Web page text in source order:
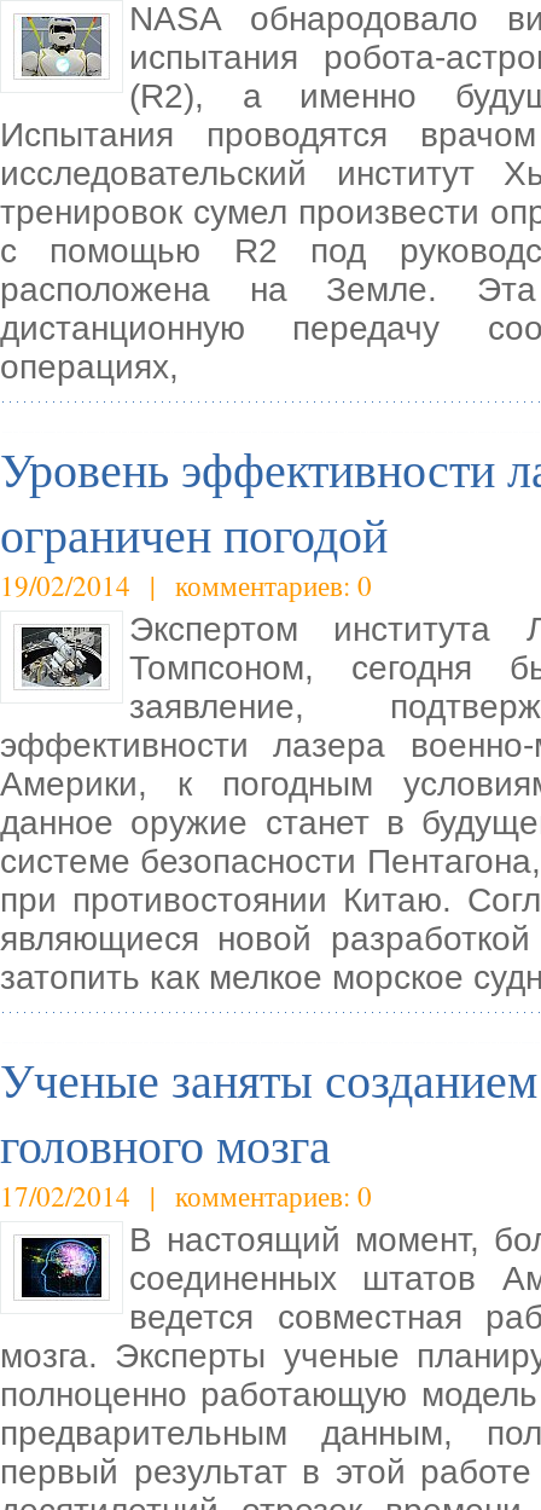
NASA обнародовало
испытания робота-
(R2), а именно
Испытания проводятся
исследовательский институт
тренировок сумел произвести
с помощью R2 под
расположена на Земле.
дистанционную передачу
операциях,
Уровень
ограничен погодой
19/02/2014 | комментариев: 0
Экспертом института
Томпсоном, сегодня
заявление,
эффективности лазера
Америки, к погодным
данное оружие станет в
системе безопасности
при противостоянии Китаю.
являющиеся новой разработкой
затопить как мелкое морское
Ученые заняты
головного мозга
17/02/2014 | комментариев: 0
В настоящий момент,
соединенных штатов
ведется совместная
мозга. Эксперты ученые
полноценно работающую
предварительным данным,
первый результат в этой